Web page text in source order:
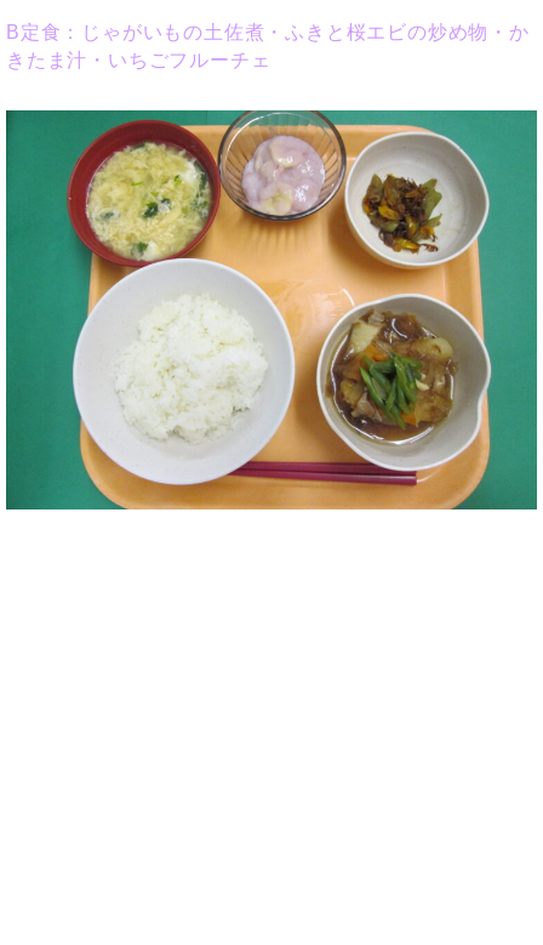
B定食：じゃがいもの土佐煮・ふきと桜エビの炒め物・か
きたま汁・いちごフルーチェ